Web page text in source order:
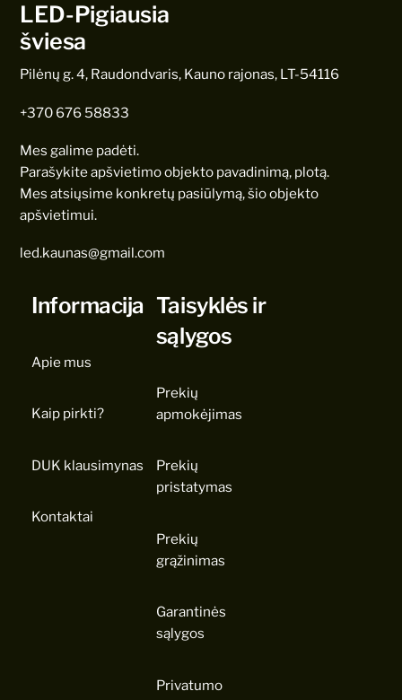
LED-Pigiausia
šviesa
Pilėnų g. 4, Raudondvaris, Kauno rajonas, LT-54116
+370 676 58833
Mes galime padėti.
Parašykite apšvietimo objekto pavadinimą, plotą.
Mes atsiųsime konkretų pasiūlymą, šio objekto
apšvietimui.
led.kaunas@gmail.com
Informacija
Apie mus
Kaip pirkti?
DUK klausimynas
Kontaktai
Taisyklės ir
sąlygos
Prekių
apmokėjimas
Prekių
pristatymas
Prekių
grąžinimas
Garantinės
sąlygos
Privatumo